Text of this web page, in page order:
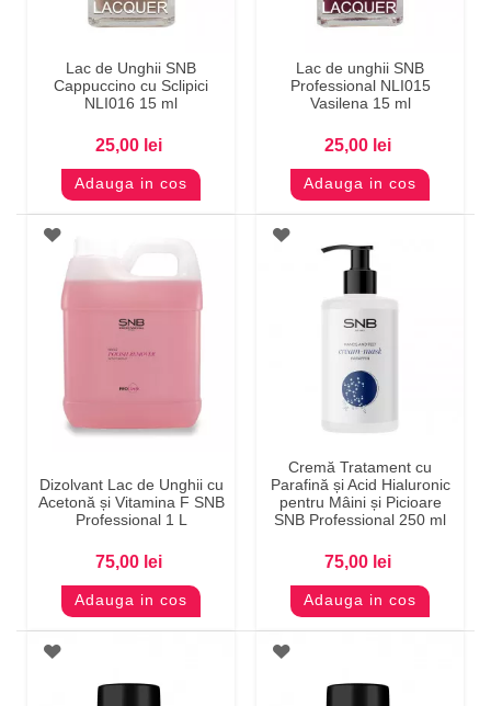
Lac de Unghii SNB
Cappuccino cu Sclipici
NLI016 15 ml
25,00 lei
Adauga in cos
Lac de unghii SNB
Professional NLI015
Vasilena 15 ml
25,00 lei
Adauga in cos
Dizolvant Lac de Unghii cu
Acetonă și Vitamina F SNB
Professional 1 L
75,00 lei
Adauga in cos
Cremă Tratament cu
Parafină și Acid Hialuronic
pentru Mâini și Picioare
SNB Professional 250 ml
75,00 lei
Adauga in cos